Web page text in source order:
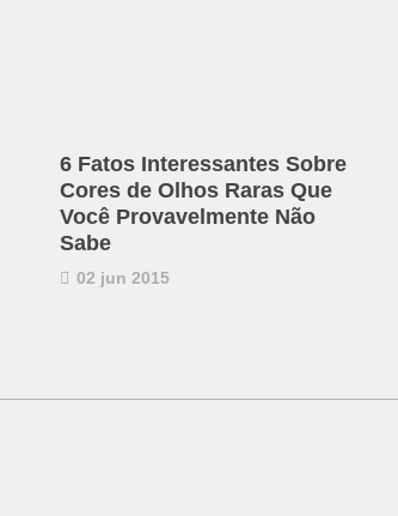
6 Fatos Interessantes Sobre
Cores de Olhos Raras Que
Você Provavelmente Não
Sabe
02 jun 2015